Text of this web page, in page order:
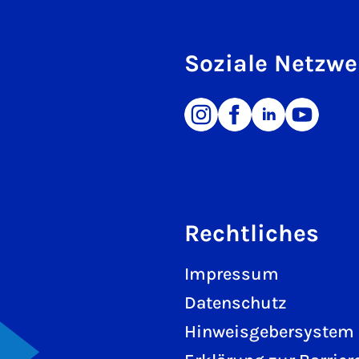
Soziale
Rechtliches
Impressum
Datenschutz
Hinweisgebersystem